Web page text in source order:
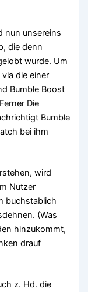
nun unsereins
die denn
wurde. Um
die einer
Bumble Boost
Die
Bumble
bei ihm
wird
Nutzer
buchstablich
(Was
hinzukommt,
drauf
z. Hd. die